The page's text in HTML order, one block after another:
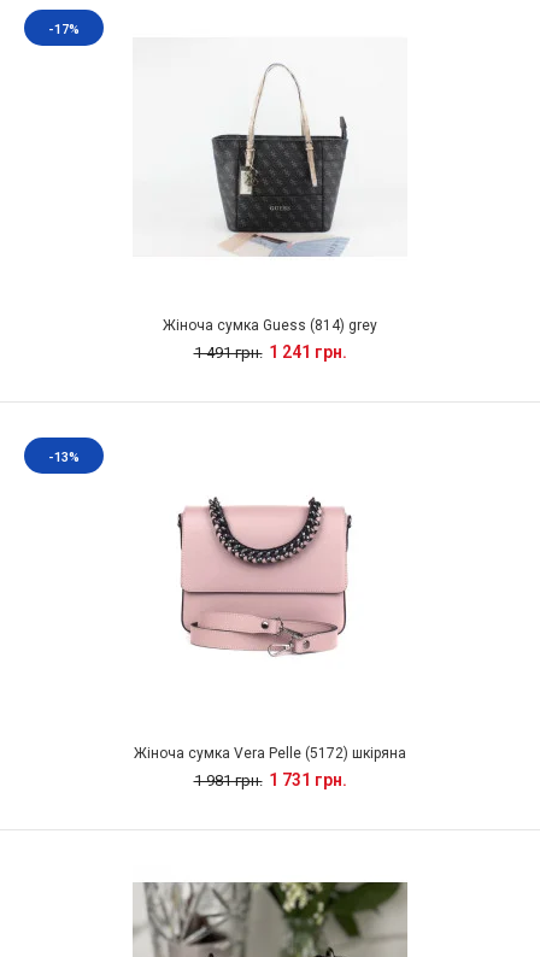
-17%
Жіноча сумка Guess (814) grey
1 491 грн. 1 241 грн.
-13%
Жіноча сумка Vera Pelle (5172) шкіряна
1 981 грн. 1 731 грн.